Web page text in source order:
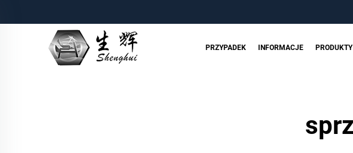
PRZYPADEK INFORMACJE PRODUKTY